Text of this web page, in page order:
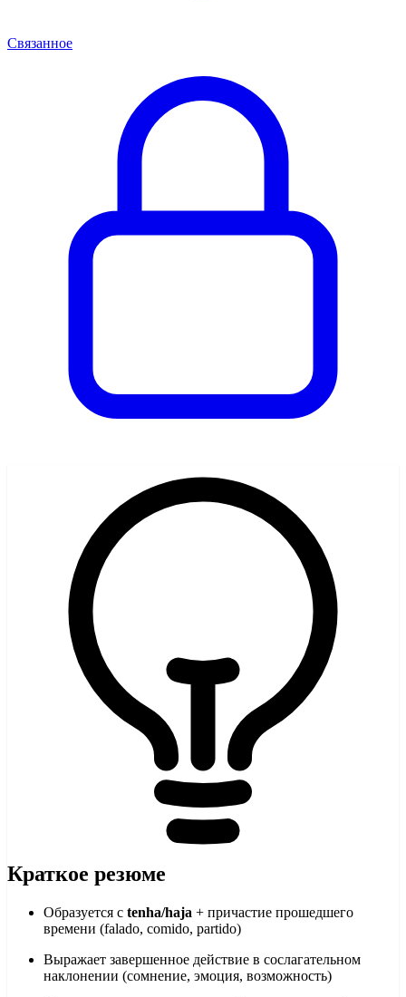
Связанное
Краткое резюме
Образуется с tenha/haja + причастие прошедшего
времени (falado, comido, partido)
Выражает завершенное действие в сослагательном
наклонении (сомнение, эмоция, возможность)